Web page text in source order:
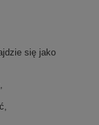
się jako